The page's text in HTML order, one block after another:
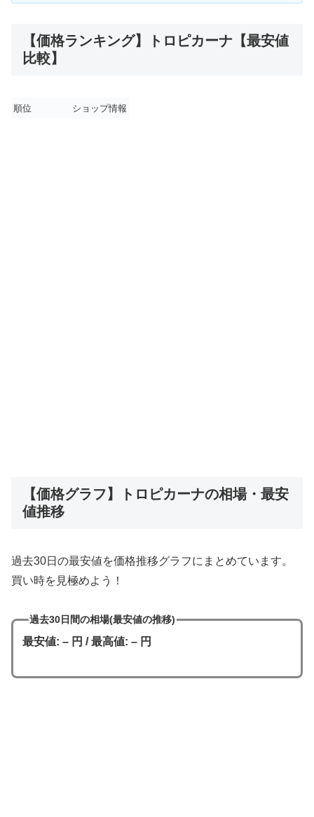
【価格ランキング】トロピカーナ【最安値
比較】
順位 ショップ情報
【価格グラフ】トロピカーナの相場・最安
値推移
過去30日の最安値を価格推移グラフにまとめています。
買い時を見極めよう！
過去30日間の相場(最安値の推移)
最安値: – 円 / 最高値: – 円